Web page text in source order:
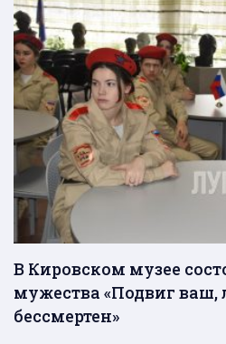
В Кировском музее
мужества «Подвиг
бессмертен»